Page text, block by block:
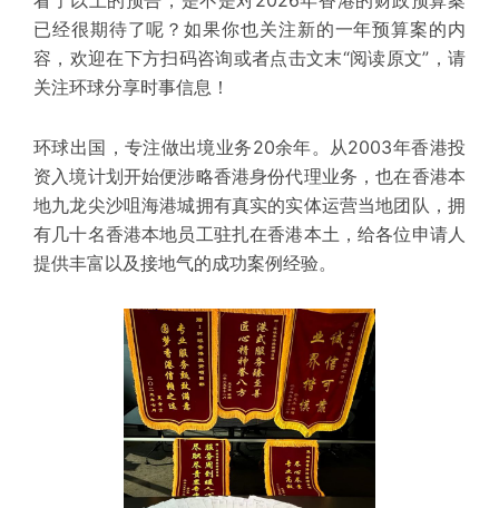
已经很期待了呢？如果你也关注新的一年预算案的内
容， 欢迎在下方扫码咨询或者点击文末“阅读原文”，请
关注环球分享时事信息！
环球出国，专注做出境业务20余年。从2003年香港投
资入境计划开始便涉略香港身份代理业务，也在香港本
地九龙尖沙咀海港城拥有真实的实体运营当地团队 ，拥
有几十名香港本地员工驻扎在香港本土，给各位申请人
提供丰富以及接地气的成功案例经验。